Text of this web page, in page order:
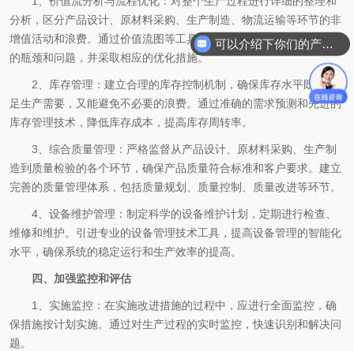
分析，区分产品设计、原材料采购、生产制造、物流运输等环节的非
增值活动和浪费。通过价值流图等工具，可以清楚地看到生产过程中
的瓶颈和问题，并采取相应的优化措施。
2、库存管理：建立合理的库存控制机制，确保库存水平既能满
足生产需要，又能避免不必要的浪费。通过准确的需求预测和先进的
库存管理技术，降低库存成本，提高库存周转率。
3、综合质量管理：严格监督从产品设计、原材料采购、生产制
造到质量检验的各个环节，确保产品质量符合标准和客户要求。建立
完善的质量管理体系，包括质量规划、质量控制、质量改进等环节。
4、设备维护管理：制定科学的设备维护计划，定期进行检查、
维修和维护。引进专业的设备管理技术工具，提高设备管理的智能化
水平，确保系统的稳定运行和生产效率的提高。
四、加强监控和评估
1、实施监控：在实施改进措施的过程中，应进行全面监控，确
保措施按计划实施。通过对生产过程的实时监控，快速识别和解决问
题。
可以介绍下你们的产品么
你们是怎么收费的呢